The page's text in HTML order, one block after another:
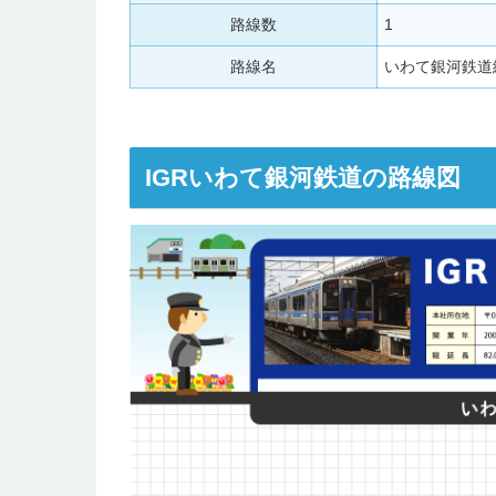
路線数 1
路線名 いわて銀河鉄道
IGRいわて銀河鉄道の路線図